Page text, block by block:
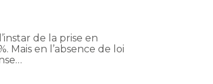
de la prise en
Mais en l’absence de loi